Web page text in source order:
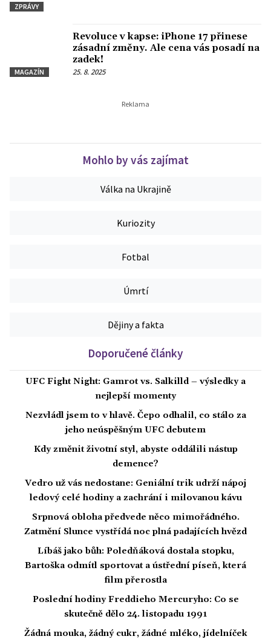
ZPRÁVY
MAGAZÍN
Revoluce v kapse: iPhone 17 přinese
zásadní změny. Ale cena vás posadí na
zadek!
25. 8. 2025
Mohlo by vás zajímat
Válka na Ukrajině
Kuriozity
Fotbal
Úmrtí
Dějiny a fakta
Doporučené články
UFC Fight Night: Gamrot vs. Salkilld – výsledky a
nejlepší momenty
Nezvládl jsem to v hlavě. Čepo odhalil, co stálo za
jeho neúspěšným UFC debutem
Kdy změnit životní styl, abyste oddálili nástup
demence?
Vedro už vás nedostane: Geniální trik udrží nápoj
ledový celé hodiny a zachrání i milovanou kávu
Srpnová obloha předvede něco mimořádného.
Zatmění Slunce vystřídá noc plná padajících hvězd
Líbáš jako bůh: Poledňáková dostala stopku,
Bartoška odmítl sportovat a ústřední píseň, která
film přerostla
Poslední hodiny Freddieho Mercuryho: Co se
skutečně dělo 24. listopadu 1991
Žádná mouka, žádný cukr, žádné mléko, jídelníček